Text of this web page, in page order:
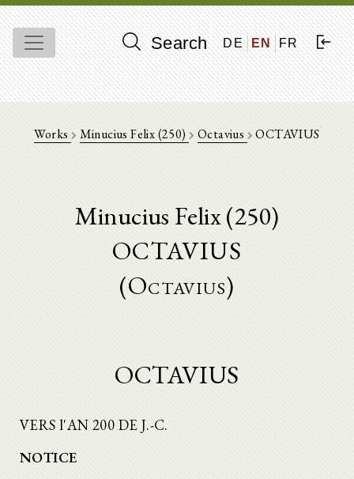
Search DE EN FR
Works Minucius Felix (250) Octavius OCTAVIUS
Minucius Felix (250)
OCTAVIUS
(Octavius)
OCTAVIUS
VERS l'AN 200 DE J.-C.
NOTICE